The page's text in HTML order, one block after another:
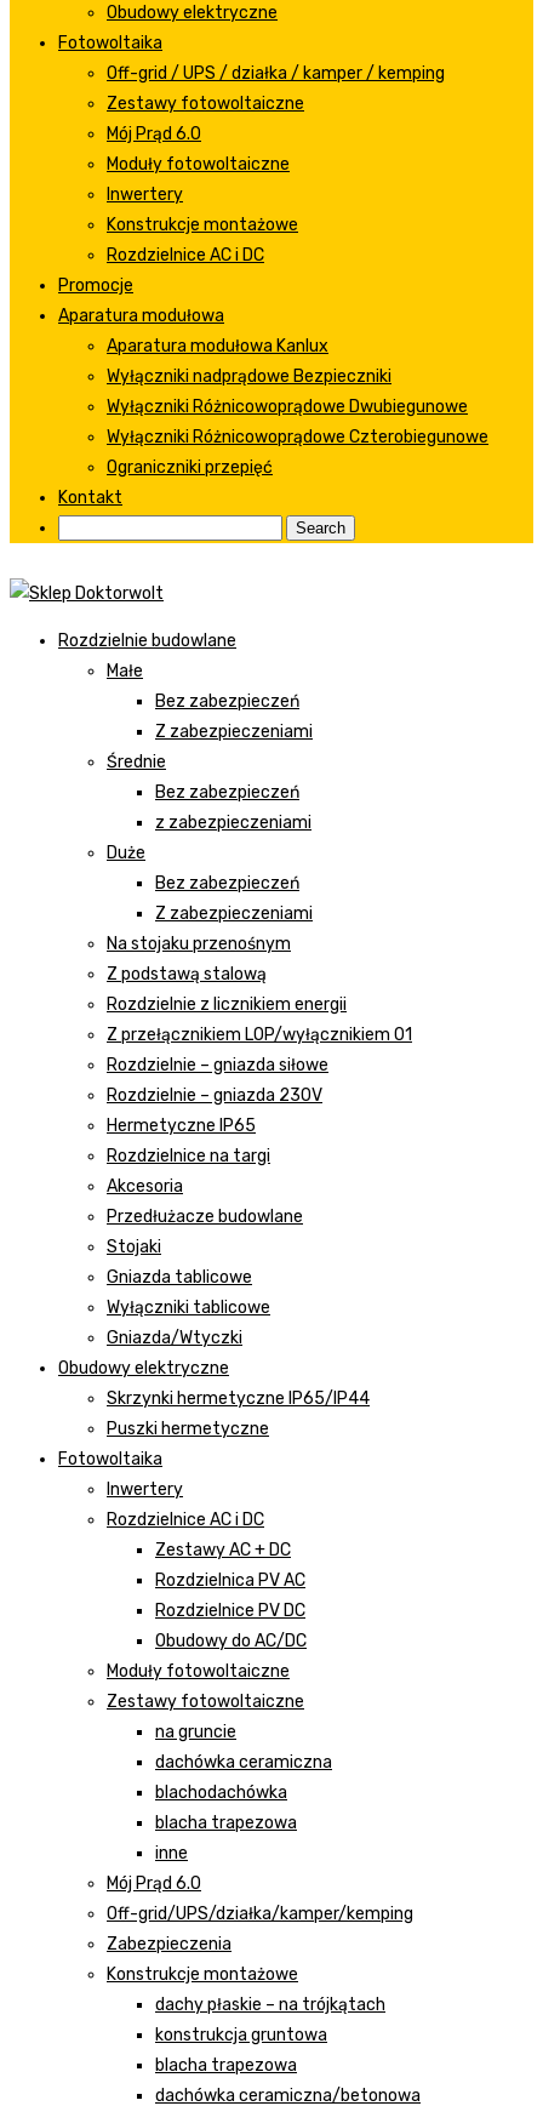
Obudowy elektryczne
Fotowoltaika
Off-grid / UPS / działka / kamper / kemping
Zestawy fotowoltaiczne
Mój Prąd 6.0
Moduły fotowoltaiczne
Inwertery
Konstrukcje montażowe
Rozdzielnice AC i DC
Promocje
Aparatura modułowa
Aparatura modułowa Kanlux
Wyłączniki nadprądowe Bezpieczniki
Wyłączniki Różnicowoprądowe Dwubiegunowe
Wyłączniki Różnicowoprądowe Czterobiegunowe
Ograniczniki przepięć
Kontakt
Rozdzielnie budowlane
Małe
Bez zabezpieczeń
Z zabezpieczeniami
Średnie
Bez zabezpieczeń
z zabezpieczeniami
Duże
Bez zabezpieczeń
Z zabezpieczeniami
Na stojaku przenośnym
Z podstawą stalową
Rozdzielnie z licznikiem energii
Z przełącznikiem LOP/wyłącznikiem 01
Rozdzielnie – gniazda siłowe
Rozdzielnie – gniazda 230V
Hermetyczne IP65
Rozdzielnice na targi
Akcesoria
Przedłużacze budowlane
Stojaki
Gniazda tablicowe
Wyłączniki tablicowe
Gniazda/Wtyczki
Obudowy elektryczne
Skrzynki hermetyczne IP65/IP44
Puszki hermetyczne
Fotowoltaika
Inwertery
Rozdzielnice AC i DC
Zestawy AC + DC
Rozdzielnica PV AC
Rozdzielnice PV DC
Obudowy do AC/DC
Moduły fotowoltaiczne
Zestawy fotowoltaiczne
na gruncie
dachówka ceramiczna
blachodachówka
blacha trapezowa
inne
Mój Prąd 6.0
Off-grid/UPS/działka/kamper/kemping
Zabezpieczenia
Konstrukcje montażowe
dachy płaskie – na trójkątach
konstrukcja gruntowa
blacha trapezowa
dachówka ceramiczna/betonowa